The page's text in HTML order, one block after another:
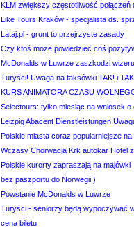
KLM zwiększy częstotliwość połączeń
Like Tours Kraków - specjalista ds.
Lataj.pl - grunt to przejrzyste zasady
Czy ktoś może powiedzieć coś
McDonalds w Luwrze zaszkodzi
Turyści! Uwaga na taksówki TAK! i
KURS ANIMATORA CZASU
Selectours: tylko miesiąc na wniosek o
Leizpig Abacent Dienstleistungen
Polskie miasta coraz popularniejsze
Wczasy Chorwacja Krk autokar Hotel
Polskie kurorty zapraszają na majówki
bez paszportu do Norwegii:)
Powstanie McDonalds w Luwrze
Turyści - seniorzy będą wypoczywać
cena biletu